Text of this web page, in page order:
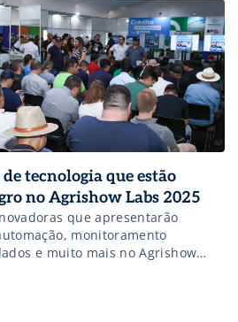
tecnologia que estão
no Agrishow Labs 2025
que apresentarão
monitoramento
e muito mais no Agrishow